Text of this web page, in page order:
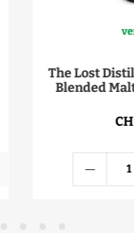
The Lost
Blended